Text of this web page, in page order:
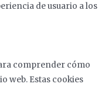
de usuario a los
comprender cómo
web. Estas cookies